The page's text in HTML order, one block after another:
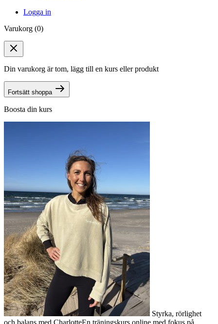
Logga in
Varukorg (0)
Din varukorg är tom, lägg till en kurs eller produkt
Fortsätt shoppa
Boosta din kurs
Styrka, rörlighet
och balans med CharlotteEn träningskurs online med fokus på